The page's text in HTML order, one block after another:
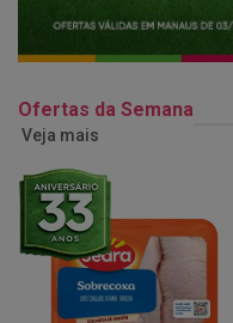
Ofertas da Semana
Veja mais